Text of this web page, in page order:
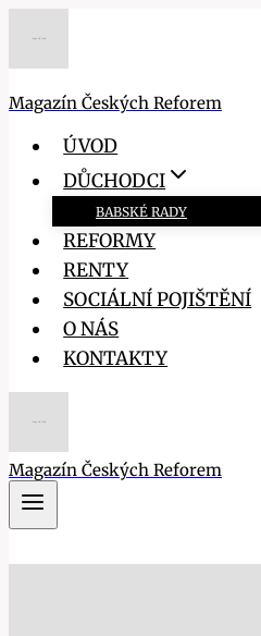
Magazín Českých Reforem
ÚVOD
DŮCHODCI
BABSKÉ RADY
REFORMY
RENTY
SOCIÁLNÍ POJIŠTĚNÍ
O NÁS
KONTAKTY
Magazín Českých Reforem